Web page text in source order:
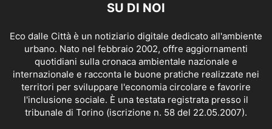
SU DI NOI
Eco dalle Città è un notiziario digitale dedicato all'ambiente
urbano. Nato nel febbraio 2002, offre aggiornamenti
quotidiani sulla cronaca ambientale nazionale e
internazionale e racconta le buone pratiche realizzate nei
territori per sviluppare l'economia circolare e favorire
l'inclusione sociale. È una testata registrata presso il
tribunale di Torino (iscrizione n. 58 del 22.05.2007).